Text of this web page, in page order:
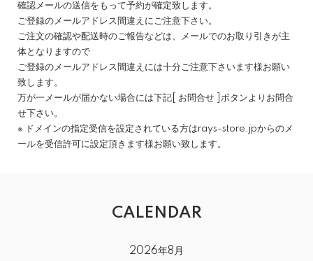
確認メールの送信をもって予約が確定致します。
ご登録のメールアドレス間違えにご注意下さい。
ご注文の確認や配送時のご報告などは、メールでのお取り引きが主
体となりますので
ご登録のメールアドレス間違えには十分ご注意下さいます様お願い
致します。
万が一メールが届かない場合には下記[ お問合せ ]ボタンよりお問合
せ下さい。
※ ドメインの指定受信を設定されている方はrays-store.jpからのメ
ールを受信許可に設定頂きます様お願い致します。
CALENDAR
2026年8月